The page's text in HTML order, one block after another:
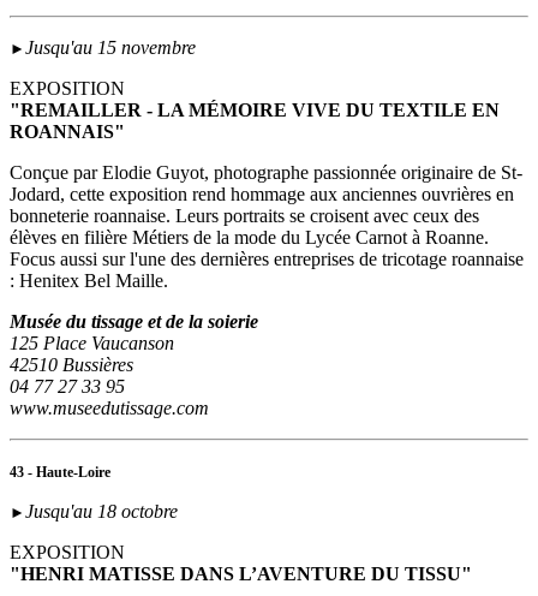
► Jusqu'au 15 novembre
EXPOSITION
"REMAILLER - LA MÉMOIRE VIVE DU TEXTILE EN
ROANNAIS"
Conçue par Elodie Guyot, photographe passionnée originaire de St-
Jodard, cette exposition rend hommage aux anciennes ouvrières en
bonneterie roannaise. Leurs portraits se croisent avec ceux des
élèves en filière Métiers de la mode du Lycée Carnot à Roanne.
Focus aussi sur l'une des dernières entreprises de tricotage roannaise
: Henitex Bel Maille.
Musée du tissage et de la soierie
125 Place Vaucanson
42510 Bussières
04 77 27 33 95
www.museedutissage.com
43 - Haute-Loire
► Jusqu'au 18 octobre
EXPOSITION
"HENRI MATISSE DANS L’AVENTURE DU TISSU"